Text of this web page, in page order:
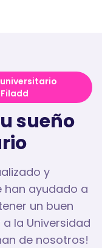
sueño
y
ayudado a
un buen
a la Universidad
de nosotros!